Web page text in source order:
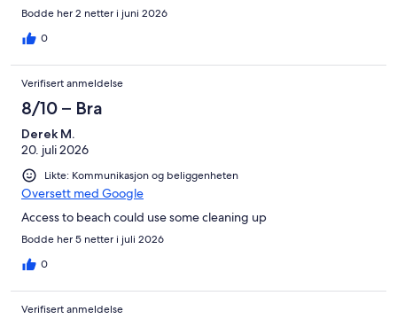
Bodde her 2 netter i juni 2026
0
Verifisert anmeldelse
8/10 – Bra
Derek M.
20. juli 2026
Likte: Kommunikasjon og beliggenheten
Oversett med Google
Access to beach could use some cleaning up
Bodde her 5 netter i juli 2026
0
Verifisert anmeldelse